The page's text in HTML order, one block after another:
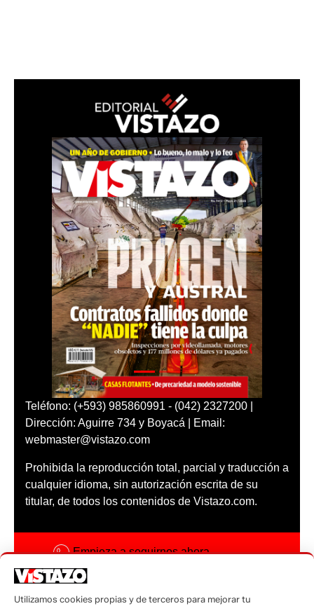
Teléfono: (+593) 985860991 - (042) 2327200 |
Dirección: Aguirre 734 y Boyacá | Email:
webmaster@vistazo.com
Prohibida la reproducción total, parcial y traducción a
cualquier idioma, sin autorización escrita de su
titular, de todos los contenidos de Vistazo.com.
Empieza a seguirnos ahora
Código ética
Utilizamos cookies propias y de terceros para mejorar tu